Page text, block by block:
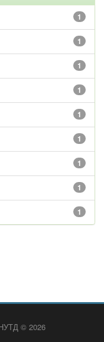
1
1
1
1
1
1
1
1
1
© 2026